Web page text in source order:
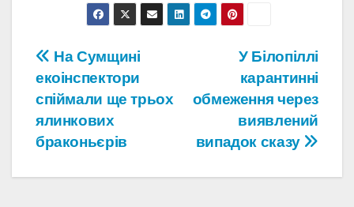
Навігація
записів
У Білопіллі
карантинні
обмеження через
виявлений
випадок сказу
На Сумщині
екоінспектори
спіймали ще трьох
ялинкових
браконьєрів